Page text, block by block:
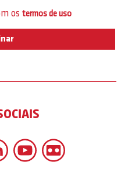
os termos de uso